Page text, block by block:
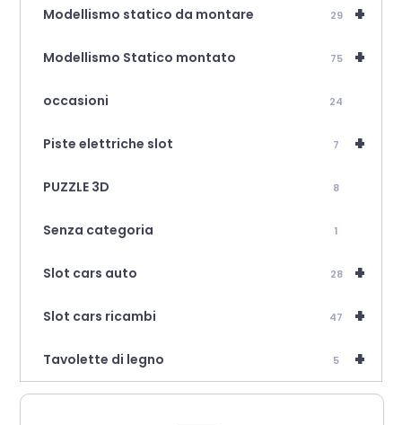
+
Modellismo statico da montare 29
+
Modellismo Statico montato 75
occasioni 24
+
Piste elettriche slot 7
PUZZLE 3D 8
Senza categoria 1
+
Slot cars auto 28
+
Slot cars ricambi 47
+
Tavolette di legno 5